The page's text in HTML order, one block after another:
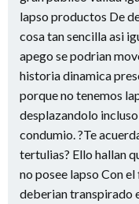
lapso productos De
cosa tan sencilla asi­
apego se podri­an
historia dinamica
porque no tenemos
desplazandolo
condumio. ?Te
tertulias? Ello hallan
no posee lapso Con
deberian transpirado